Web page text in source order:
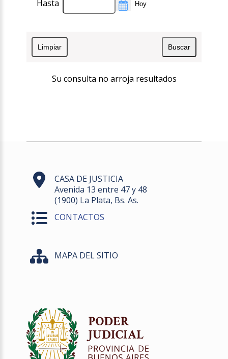
Hasta
Su consulta no arroja resultados
CASA DE JUSTICIA
Avenida 13 entre 47 y 48
(1900) La Plata, Bs. As.
CONTACTOS
MAPA DEL SITIO